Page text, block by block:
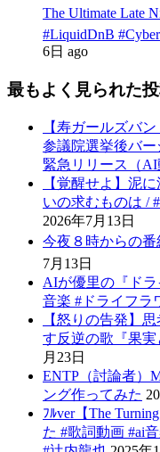
The Ultimate Late
#LiquidDnB
6日 ago
最もよく見られた
【寿ガールズバ
参議院選挙後バ
緊急リリース（
【覚醒せよ】泥
いの求むものは /
2026年7月13日
今夜８時からの番
7月13日
AIが優里の『ド
音楽 #ドライフラ
【怒りの告発】
す反逆の歌『果実
月23日
ENTP（討論者）
ング作ってみた
ﾌﾙver【The
た #歌詞動画 #ai